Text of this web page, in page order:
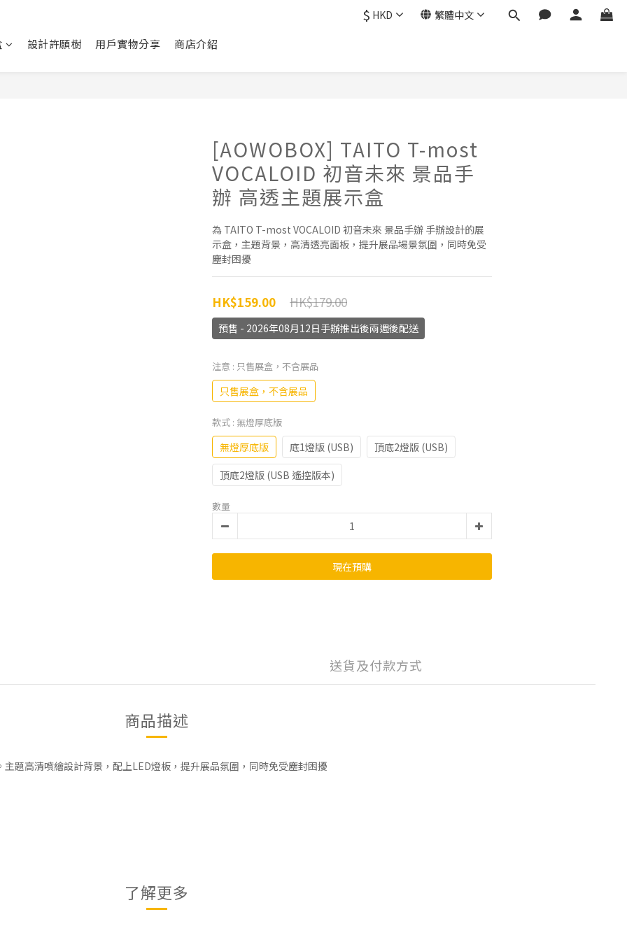
$ HKD 繁體中文
設計許願樹 用戶實物分享 商店介紹
[AOWOBOX] TAITO T-most
VOCALOID 初音未來 景品手
辦 高透主題展示盒
為 TAITO T-most VOCALOID 初音未來 景品手辦 手辦設計的展
示盒，主題背景，高清透亮面板，提升展品場景氛圍，同時免受
塵封困擾
HK$179.00
HK$159.00
預售 - 2026年08月12日手辦推出後兩週後配送
注意 : 只售展盒，不含展品
只售展盒，不含展品
款式 : 無燈厚底版
無燈厚底版 底1燈版 (USB)
頂底2燈版 (USB)
頂底2燈版 (USB 遙控版本)
數量
現在預購
送貨及付款方式
商品描述
題高清噴繪設計背景，配上LED燈板，提升展品氛圍，同時免受塵封困擾
了解更多